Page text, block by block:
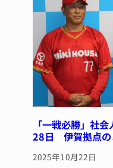
「一戦必勝」社
28日 伊賀拠点の
2025年10月22日